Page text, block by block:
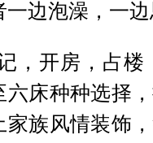
一边泡澡，一
，开房，占楼
六床种种选择
家族风情装饰